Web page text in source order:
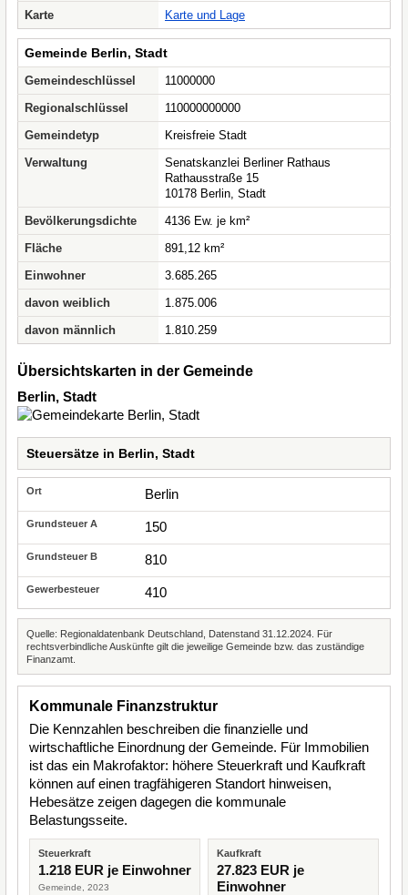
Karte
Karte und Lage
Gemeinde Berlin, Stadt
Gemeindeschlüssel
11000000
Regionalschlüssel
110000000000
Gemeindetyp
Kreisfreie Stadt
Verwaltung
Senatskanzlei Berliner Rathaus
Rathausstraße 15
10178 Berlin, Stadt
Bevölkerungsdichte
4136 Ew. je km²
Fläche
891,12 km²
Einwohner
3.685.265
davon weiblich
1.875.006
davon männlich
1.810.259
Übersichtskarten in der Gemeinde
Berlin, Stadt
Steuersätze in Berlin, Stadt
Berlin
150
810
410
Quelle: Regionaldatenbank Deutschland, Datenstand 31.12.2024. Für
rechtsverbindliche Auskünfte gilt die jeweilige Gemeinde bzw. das zuständige
Finanzamt.
Kommunale Finanzstruktur
Die Kennzahlen beschreiben die finanzielle und
wirtschaftliche Einordnung der Gemeinde. Für Immobilien
ist das ein Makrofaktor: höhere Steuerkraft und Kaufkraft
können auf einen tragfähigeren Standort hinweisen,
Hebesätze zeigen dagegen die kommunale
Belastungsseite.
Steuerkraft
1.218 EUR je Einwohner
Gemeinde, 2023
Kaufkraft
27.823 EUR je
Einwohner